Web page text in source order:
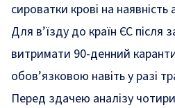
сироватки крові на наявність
Для в’їзду до країн ЄС після
витримати 90-денний
обов’язковою навіть у разі
Перед здачею аналізу